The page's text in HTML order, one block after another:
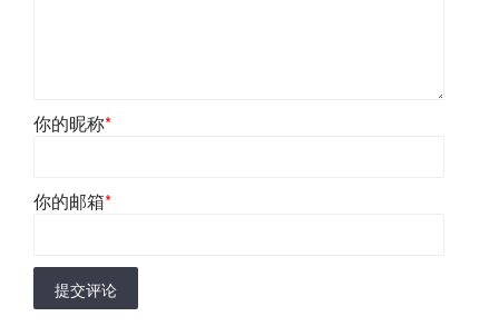
你的昵称*
你的邮箱*
提交评论